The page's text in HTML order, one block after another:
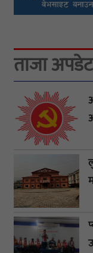
ताजा अपडेट